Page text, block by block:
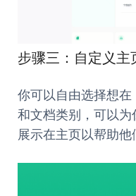
步骤三：自定义主
你可以自由选择想
和文档类别，可以
展示在主页以帮助他